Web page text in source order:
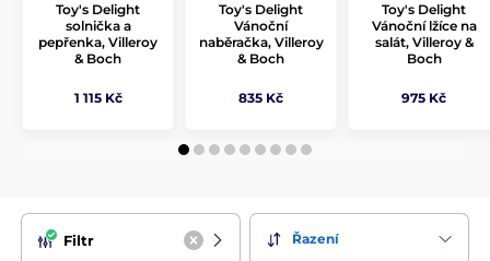
Toy's Delight
solnička a
pepřenka, Villeroy
& Boch
1 115 Kč
Toy's Delight
Vánoční
naběračka, Villeroy
& Boch
835 Kč
Toy's Delight
Vánoční lžíce na
salát, Villeroy &
Boch
975 Kč
Filtr Řazení